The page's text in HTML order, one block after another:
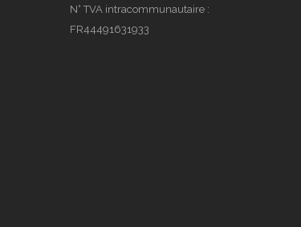
12/2021 :
N° TVA intracommunautaire :
FR44491631933